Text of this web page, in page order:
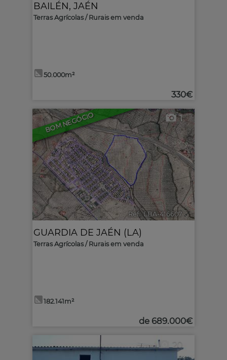
BAILÉN, JAÉN
Terras Agrícolas / Rurais em venda
50.000m²
330€
BOM NEGÓCIO 1
Ref.. LBA-416607 🔗
GUARDIA DE JAÉN (LA)
Terras Agrícolas / Rurais em venda
182.141m²
de 689.000€
20